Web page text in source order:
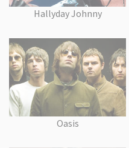
Hallyday Johnny
Oasis